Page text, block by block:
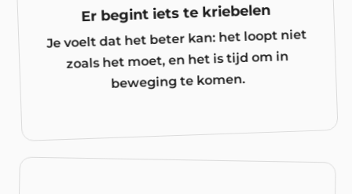
Er begint iets te kriebelen
Je voelt dat het beter kan: het loopt niet
zoals het moet, en het is tijd om in
beweging te komen.